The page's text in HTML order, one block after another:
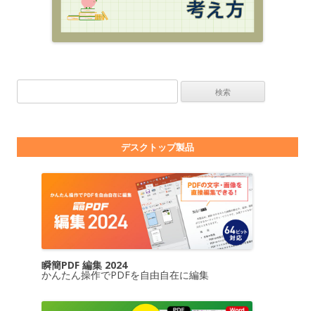
デスクトップ製品
瞬簡PDF 編集 2024
かんたん操作でPDFを自由自在に編集